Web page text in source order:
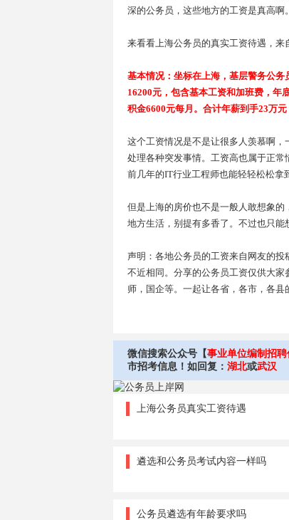
深的公务员，这些地方的工资是真高啊
来看看上海公务员的真实工资待遇，来
基本情况：坐标在上海，基层警务公
16200元，包含基本工资和加班费，年
积金6600元每月。合计年薪到手23万元
这个工资情况是不是让很多人羡慕啊，
处理各种突发事情。工资高也属于正常
前几年的IT行业工程师也能轻轻松松拿
但是上海的房价也不是一般人敢想象
地方生活，别提有多香了。不过也只能
声明：各地公务员的工资来自网友的
不近相同。分享的公务员工资仅供大
师，国企等。一起让各省，各市，各县
微信搜索公众号【事业单位编制招
市招考信息！如回复： 湖北或武汉
上海公务员真实工资待遇
遴选和公务员考试内容一样吗
公务员遴选有年龄要求吗